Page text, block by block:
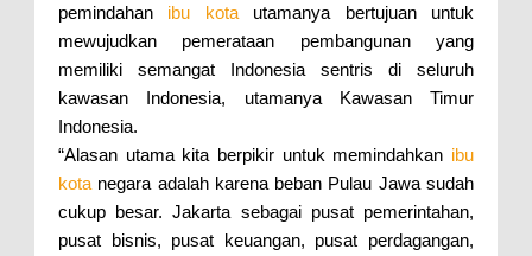
pemindahan ibu kotautamanya bertujuan untuk
mewujudkan pemerataan pembangunan yang
memiliki semangat Indonesia sentris di seluruh
kawasan Indonesia, utamanya Kawasan Timur
Indonesia.
“Alasan utama kita berpikir untuk memindahkan ibu
kota negara adalah karena beban Pulau Jawa sudah
cukup besar. Jakarta sebagai pusat pemerintahan,
pusat bisnis, pusat keuangan, pusat perdagangan,